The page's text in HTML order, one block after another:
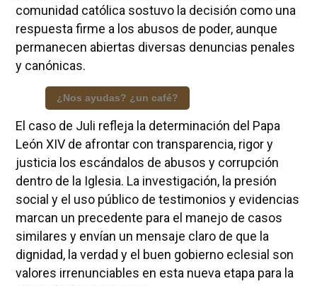
comunidad católica sostuvo la decisión como una
respuesta firme a los abusos de poder, aunque
permanecen abiertas diversas denuncias penales
y canónicas.
¿Nos ayudas? ¿un café?
El caso de Juli refleja la determinación del Papa
León XIV de afrontar con transparencia, rigor y
justicia los escándalos de abusos y corrupción
dentro de la Iglesia. La investigación, la presión
social y el uso público de testimonios y evidencias
marcan un precedente para el manejo de casos
similares y envían un mensaje claro de que la
dignidad, la verdad y el buen gobierno eclesial son
valores irrenunciables en esta nueva etapa para la